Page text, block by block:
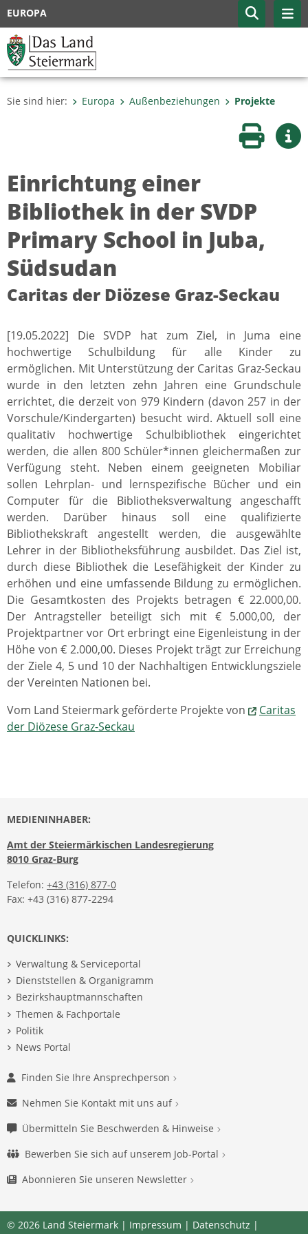
EUROPA
Sie sind hier: Europa Außenbeziehungen Projekte
Seite
Einrichtung einer
Bibliothek in der SVDP
Primary School in Juba,
Südsudan
Caritas der Diözese Graz-Seckau
[19.05.2022] Die SVDP hat zum Ziel, in Juma eine
hochwertige Schulbildung für alle Kinder zu
ermöglichen. Mit Unterstützung der Caritas Graz-Seckau
wurde in den letzten zehn Jahren eine Grundschule
errichtet, die derzeit von 979 Kindern (davon 257 in der
Vorschule/Kindergarten) besucht wird. Aktuell soll eine
qualitativ hochwertige Schulbibliothek eingerichtet
werden, die allen 800 Schüler*innen gleichermaßen zur
Verfügung steht. Neben einem geeigneten Mobiliar
sollen Lehrplan- und lernspezifische Bücher und ein
Computer für die Bibliotheksverwaltung angeschafft
werden. Darüber hinaus soll eine qualifizierte
Bibliothekskraft angestellt werden, die ausgewählte
Lehrer in der Bibliotheksführung ausbildet. Das Ziel ist,
durch diese Bibliothek die Lesefähigkeit der Kinder zu
erhöhen und eine umfassende Bildung zu ermöglichen.
Die Gesamtkosten des Projekts betragen € 22.000,00.
Der Antragsteller beteiligt sich mit € 5.000,00, der
Projektpartner vor Ort erbringt eine Eigenleistung in der
Höhe von € 2.000,00. Dieses Projekt trägt zur Erreichung
der Ziele 4, 5 und 10 der Nachhaltigen Entwicklungsziele
der Vereinten Nationen bei.
Vom Land Steiermark geförderte Projekte von
Caritas
der Diözese Graz-Seckau
MEDIENINHABER:
Amt der Steiermärkischen Landesregierung
8010 Graz-Burg
Telefon: +43 (316) 877-0
Fax: +43 (316) 877-2294
QUICKLINKS:
Verwaltung & Serviceportal
Dienststellen & Organigramm
Bezirkshauptmannschaften
Themen & Fachportale
Politik
News Portal
Finden Sie Ihre Ansprechperson
Nehmen Sie Kontakt mit uns auf
Übermitteln Sie Beschwerden & Hinweise
Bewerben Sie sich auf unserem Job-Portal
Abonnieren Sie unseren Newsletter
© 2026 Land Steiermark | Impressum | Datenschutz |